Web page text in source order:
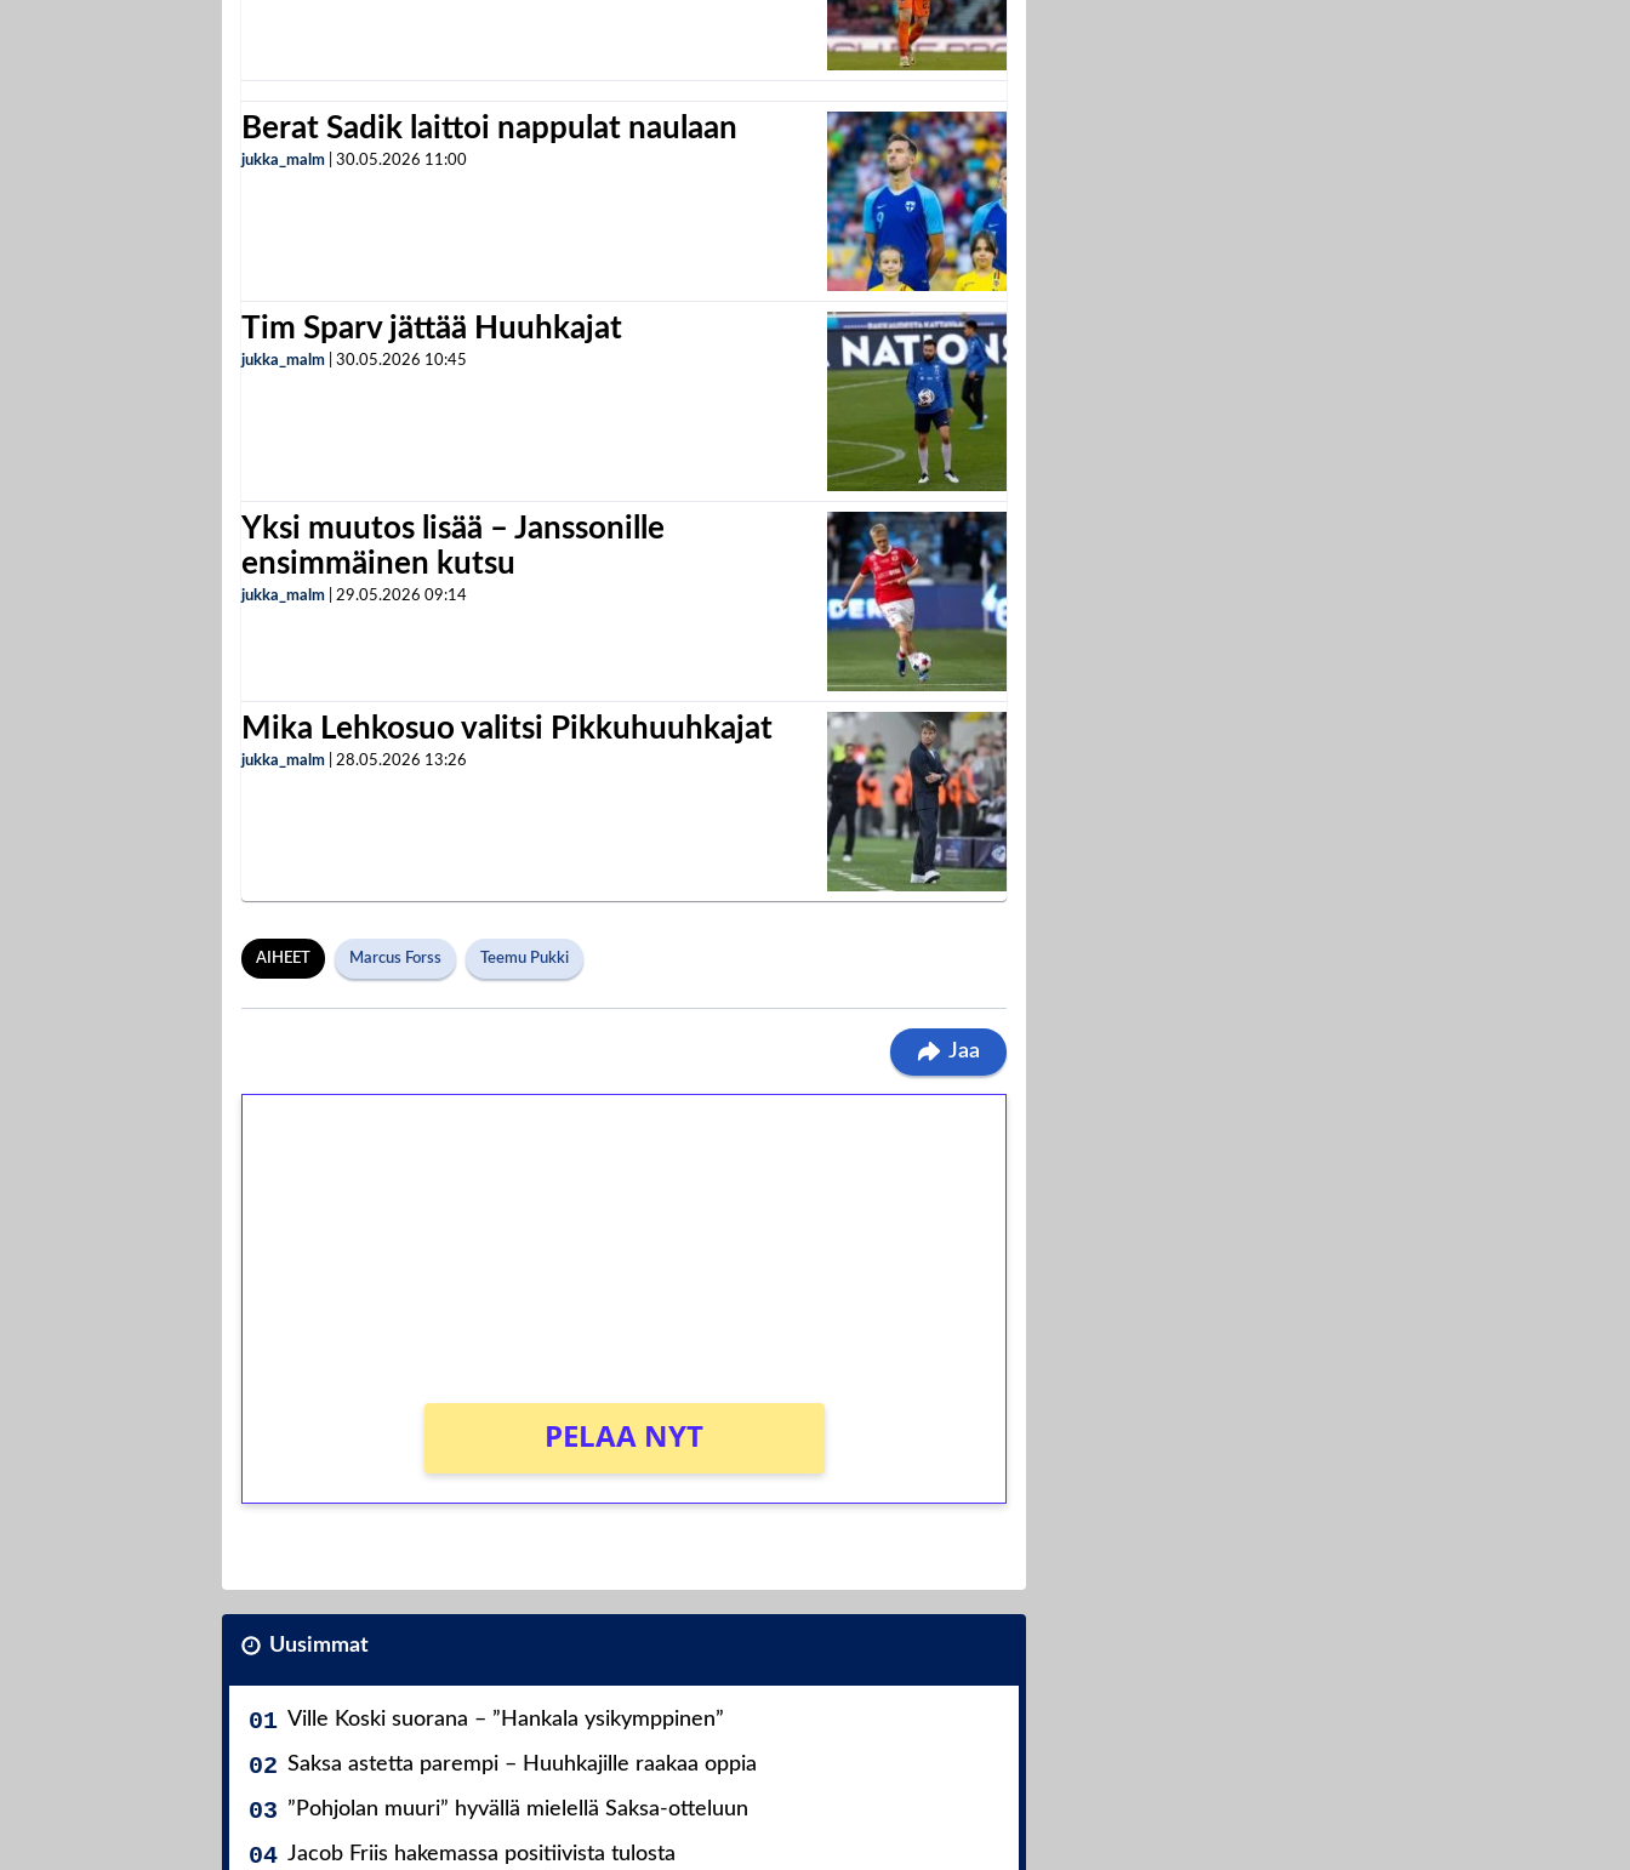
Berat Sadik laittoi nappulat naulaan
jukka_malm 30.05.2026 11:00
Tim Sparv jättää Huuhkajat
jukka_malm 30.05.2026 10:45
Yksi muutos lisää – Janssonille
ensimmäinen kutsu
jukka_malm 29.05.2026 09:14
Mika Lehkosuo valitsi Pikkuhuuhkajat
jukka_malm 28.05.2026 13:26
AIHEET Marcus Forss Teemu Pukki
Jaa
PELAA NYT
Uusimmat
Ville Koski suorana – ”Hankala ysikymppinen”
Saksa astetta parempi – Huuhkajille raakaa oppia
”Pohjolan muuri” hyvällä mielellä Saksa-otteluun
Jacob Friis hakemassa positiivista tulosta